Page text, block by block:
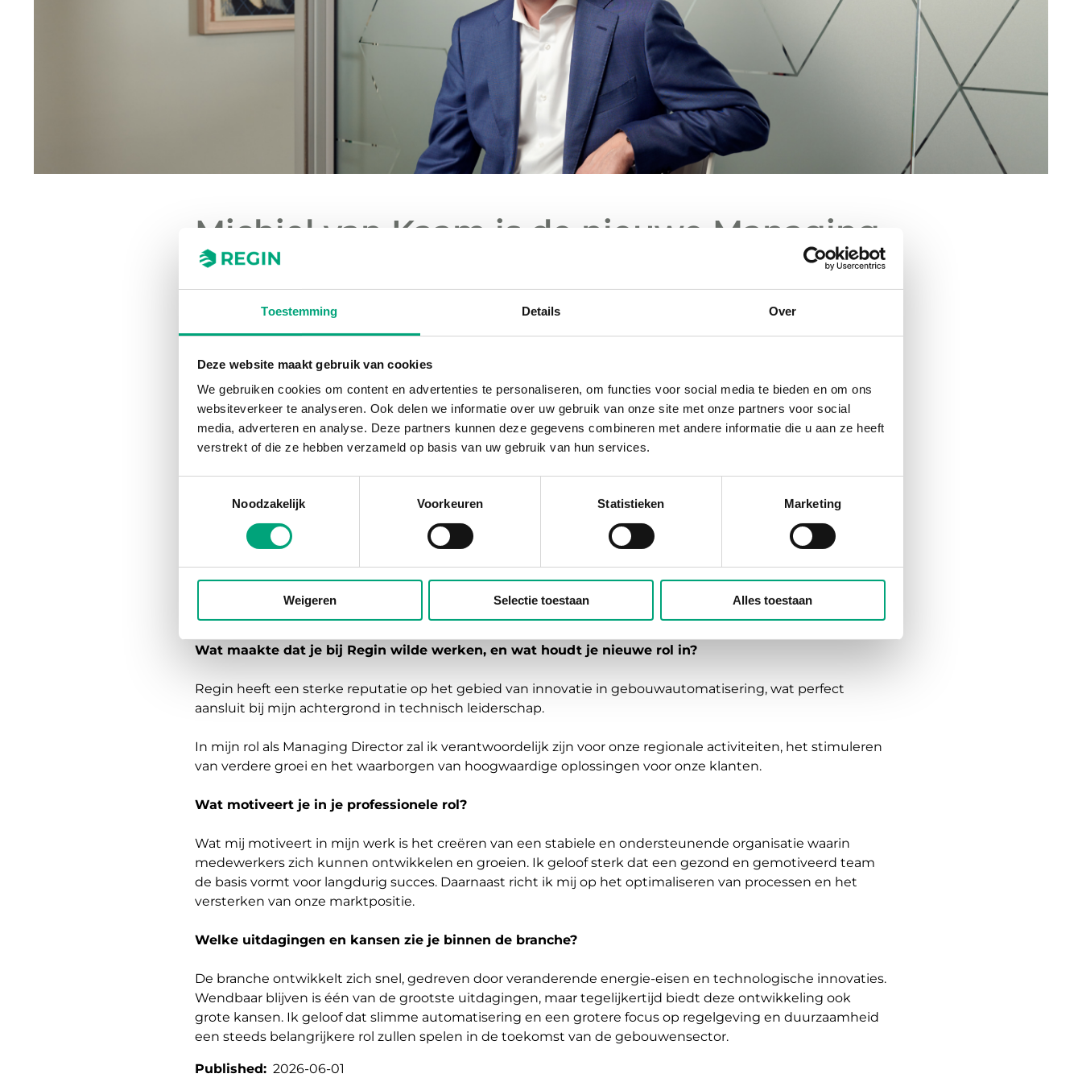
Toestemming Details Over
Deze website maakt gebruik van cookies
We gebruiken cookies om content en advertenties te personaliseren, om functies voor social media te bieden en om ons
websiteverkeer te analyseren. Ook delen we informatie over uw gebruik van onze site met onze partners voor social
media, adverteren en analyse. Deze partners kunnen deze gegevens combineren met andere informatie die u aan ze heeft
verstrekt of die ze hebben verzameld op basis van uw gebruik van hun services.
Noodzakelijk
Voorkeuren Statistieken Marketing
Weigeren Selectie toestaan Alles toestaan
Michiel van Kaam is de nieuwe Managing
Director van Regin Benelux
Michiel van Kaam zal de rol op zich nemen van Country Manager voor Nederland en Managing
Director van Regin Benelux, evenals van de projectbedrijven DKPS en RT2000.
de automatiseringsindustrie. In zijn nieuwe functie zal Michiel verantwoordelijk zijn voor het
verder versterken van de Nederlandse entiteiten.
Hallo Michiel, kun je iets over jezelf vertellen?
ervaring in zowel industriële automatisering als gebouwautomatisering bij bedrijven zoals Honeywell en
Johnson Controls. Mijn passie ligt binnen de regeltechniek, en ik werk graag in een omgeving waar
innovatie en regionale impact hand in hand gaan.
aan vrienden en familie.
Wat maakte dat je bij Regin wilde werken, en wat houdt je nieuwe rol in?
Regin heeft een sterke reputatie op het gebied van innovatie in gebouwautomatisering, wat perfect
aansluit bij mijn achtergrond in technisch leiderschap.
In mijn rol als Managing Director zal ik verantwoordelijk zijn voor onze regionale activiteiten, het stimuleren
van verdere groei en het waarborgen van hoogwaardige oplossingen voor onze klanten.
Wat motiveert je in je professionele rol?
Wat mij motiveert in mijn werk is het creëren van een stabiele en ondersteunende organisatie waarin
medewerkers zich kunnen ontwikkelen en groeien. Ik geloof sterk dat een gezond en gemotiveerd team
de basis vormt voor langdurig succes. Daarnaast richt ik mij op het optimaliseren van processen en het
versterken van onze marktpositie.
Welke uitdagingen en kansen zie je binnen de branche?
De branche ontwikkelt zich snel, gedreven door veranderende energie-eisen en technologische innovaties.
Wendbaar blijven is één van de grootste uitdagingen, maar tegelijkertijd biedt deze ontwikkeling ook
grote kansen. Ik geloof dat slimme automatisering en een grotere focus op regelgeving en duurzaamheid
een steeds belangrijkere rol zullen spelen in de toekomst van de gebouwensector.
Published: 2026-06-01